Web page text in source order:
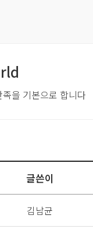
을 기본으로 합니다
글쓴이
김남균